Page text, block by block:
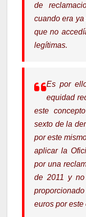
de
cuando era
que no
legítimas.
Es por
equidad
este
sexto de la
por este
aplicar la
por una
de 2011 y
euros por este